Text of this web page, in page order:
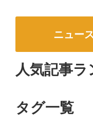
ニュー
人気記事
タグ一覧